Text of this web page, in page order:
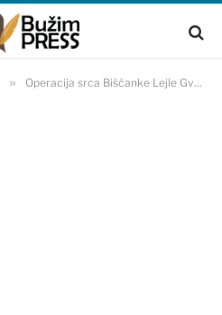
» Operacija srca Bišćanke Lejle Gverić bila je uspješna!